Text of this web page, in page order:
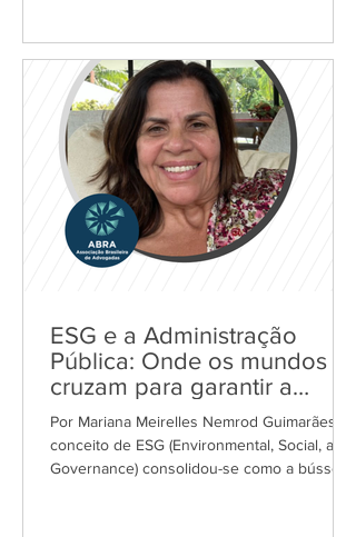
estrutural. A paridade de gênero, portanto,
transcende a pauta de justiça social: ela é o
indicador mais fidedigno da modernização
das nossas instituições. Este movimento de
ocupação é resultado de uma articul
ESG e a Administração
Pública: Onde os mundos se
cruzam para garantir a
Igualdade de
Oportunidades
Por Mariana Meirelles Nemrod Guimarães O
conceito de ESG (Environmental, Social, and
Governance) consolidou-se como a bússola